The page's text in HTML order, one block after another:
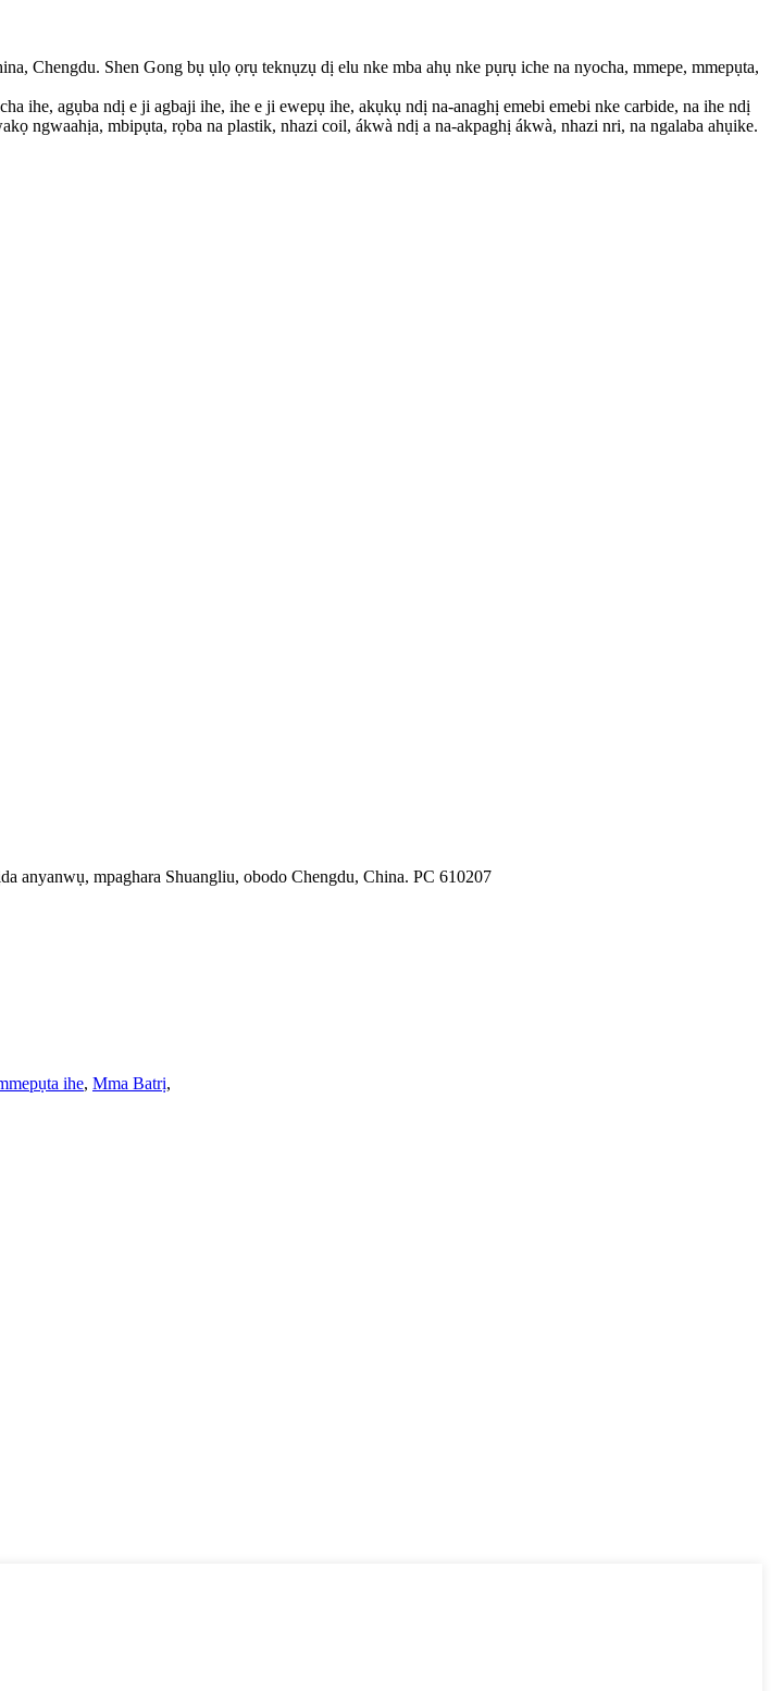
Chengdu. Shen Gong bụ ụlọ ọrụ teknụzụ dị elu nke mba ahụ nke pụrụ iche na nyocha, mmepe, mmepụta,
ihe, agụba ndị e ji agbaji ihe, ihe e ji ewepụ ihe, akụkụ ndị na-anaghị emebi emebi nke carbide, na ihe ndị
ngwaahịa, mbipụta, rọba na plastik, nhazi coil, ákwà ndị a na-akpaghị ákwà, nhazi nri, na ngalaba ahụike.
anyanwụ, mpaghara Shuangliu, obodo Chengdu, China. PC 610207
ihe, Mma Batrị,